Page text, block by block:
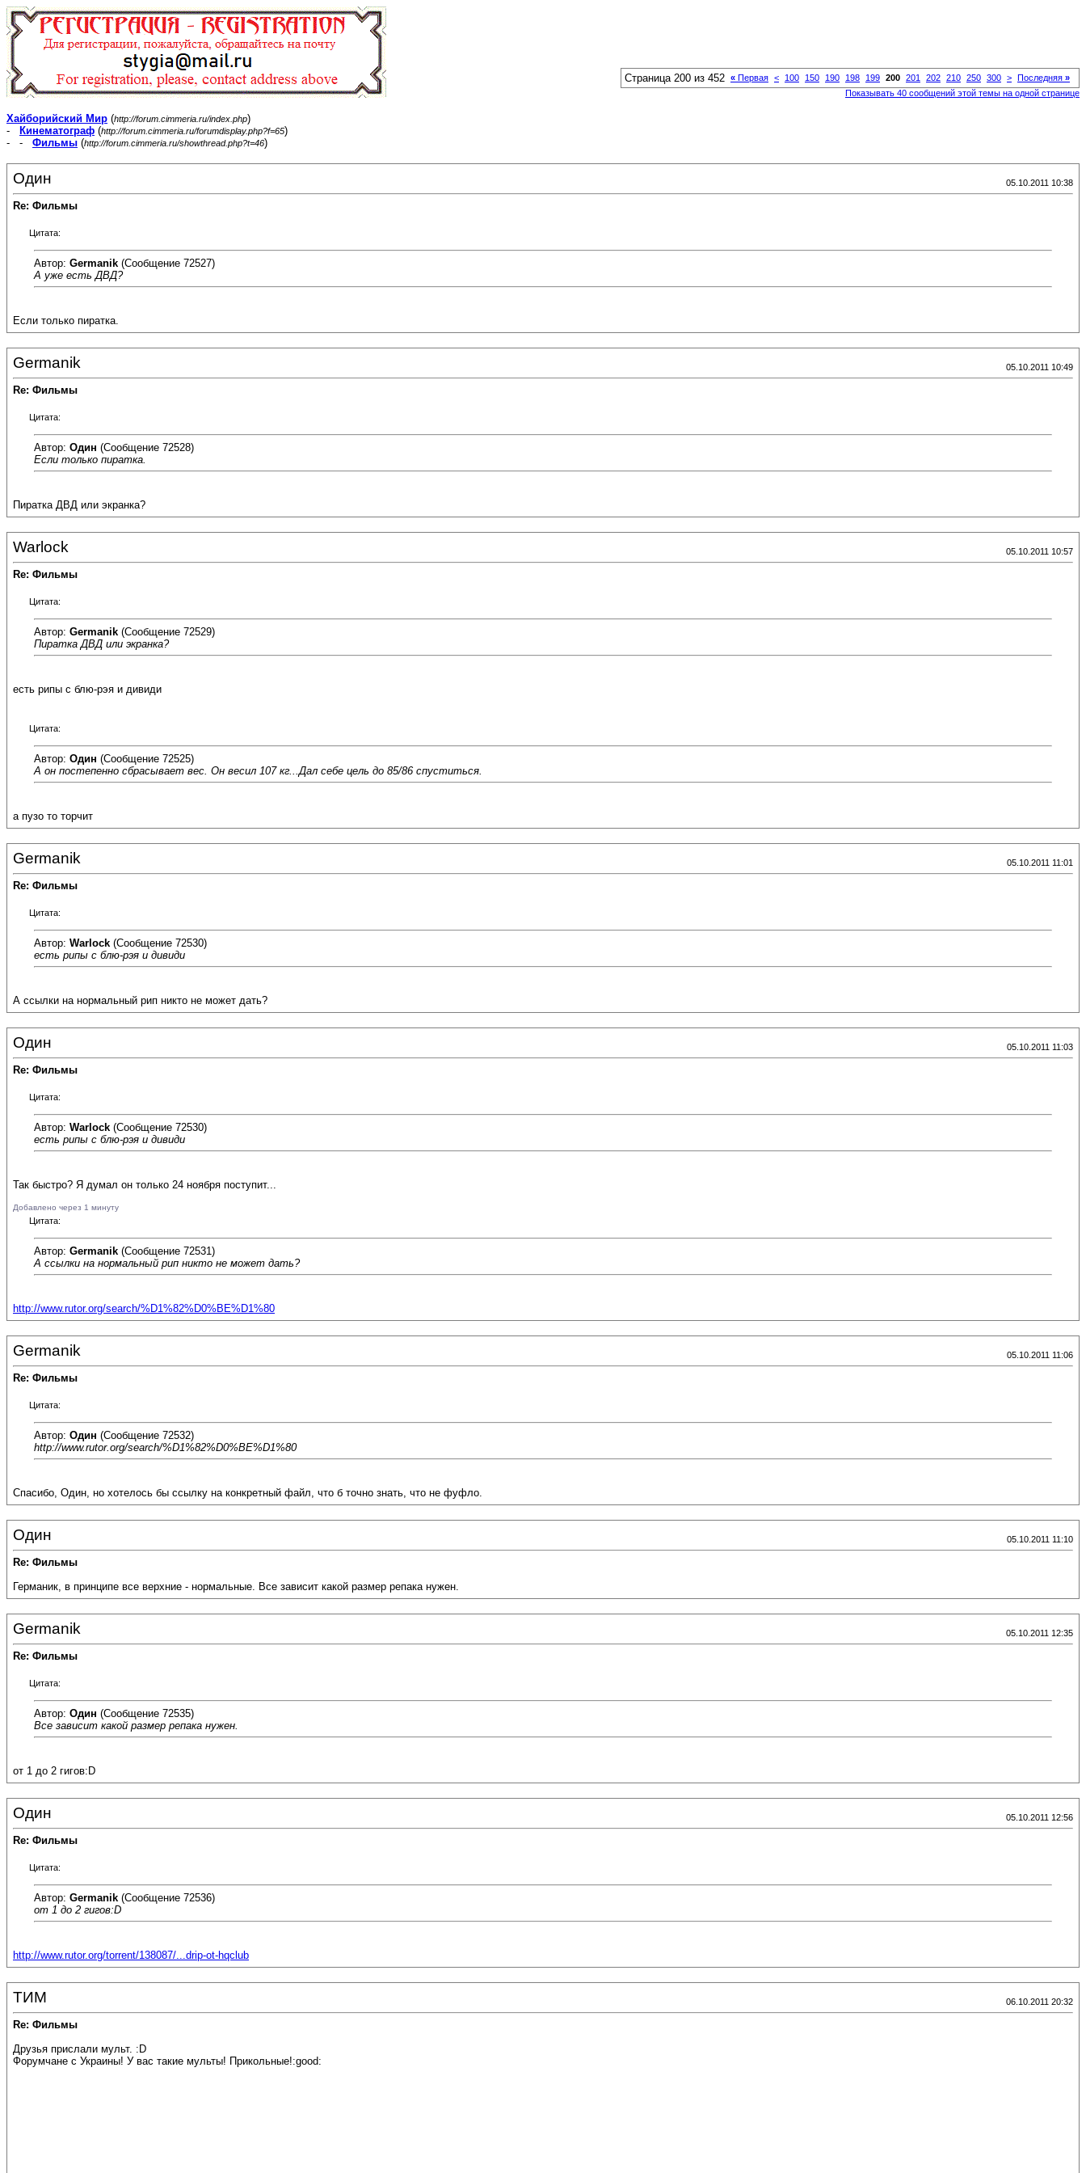
Страница 200 из 452 « Первая < 100 150 190 198 199 200 201 202 210 250 300 > Последняя »
Показывать 40 сообщений этой темы на одной странице
Хайборийский Мир (http://forum.cimmeria.ru/index.php)
-
Кинематограф (http://forum.cimmeria.ru/forumdisplay.php?f=65)
- - Фильмы (http://forum.cimmeria.ru/showthread.php?t=46)
Один 05.10.2011 10:38
Re: Фильмы
Цитата:
Автор: Germanik (Сообщение 72527)
А уже есть ДВД?
Если только пиратка.
Germanik 05.10.2011 10:49
Re: Фильмы
Цитата:
Автор: Один (Сообщение 72528)
Если только пиратка.
Пиратка ДВД или экранка?
Warlock 05.10.2011 10:57
Re: Фильмы
Цитата:
Автор: Germanik (Сообщение 72529)
Пиратка ДВД или экранка?
есть рипы с блю-рэя и дивиди
Цитата:
Автор: Один (Сообщение 72525)
А он постепенно сбрасывает вес. Он весил 107 кг...Дал себе цель до 85/86 спуститься.
а пузо то торчит
Germanik 05.10.2011 11:01
Re: Фильмы
Цитата:
Автор: Warlock (Сообщение 72530)
есть рипы с блю-рэя и дивиди
А ссылки на нормальный рип никто не может дать?
Один 05.10.2011 11:03
Re: Фильмы
Цитата:
Автор: Warlock (Сообщение 72530)
есть рипы с блю-рэя и дивиди
Так быстро? Я думал он только 24 ноября поступит...
Добавлено через 1 минуту
Цитата:
Автор: Germanik (Сообщение 72531)
А ссылки на нормальный рип никто не может дать?
http://www.rutor.org/search/%D1%82%D0%BE%D1%80
Germanik 05.10.2011 11:06
Re: Фильмы
Цитата:
Автор: Один (Сообщение 72532)
http://www.rutor.org/search/%D1%82%D0%BE%D1%80
Спасибо, Один, но хотелось бы ссылку на конкретный файл, что б точно знать, что не фуфло.
Один 05.10.2011 11:10
Re: Фильмы
Германик, в принципе все верхние - нормальные. Все зависит какой размер репака нужен.
Germanik 05.10.2011 12:35
Re: Фильмы
Цитата:
Автор: Один (Сообщение 72535)
Все зависит какой размер репака нужен.
от 1 до 2 гигов:D
Один 05.10.2011 12:56
Re: Фильмы
Цитата:
Автор: Germanik (Сообщение 72536)
от 1 до 2 гигов:D
http://www.rutor.org/torrent/138087/...drip-ot-hqclub
ТИМ 06.10.2011 20:32
Re: Фильмы
Друзья прислали мульт. :D
Форумчане с Украины! У вас такие мульты! Прикольные!:good: